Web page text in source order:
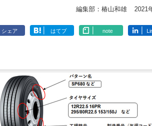
編集部：椿山和雄 2021
シェア はてブ note